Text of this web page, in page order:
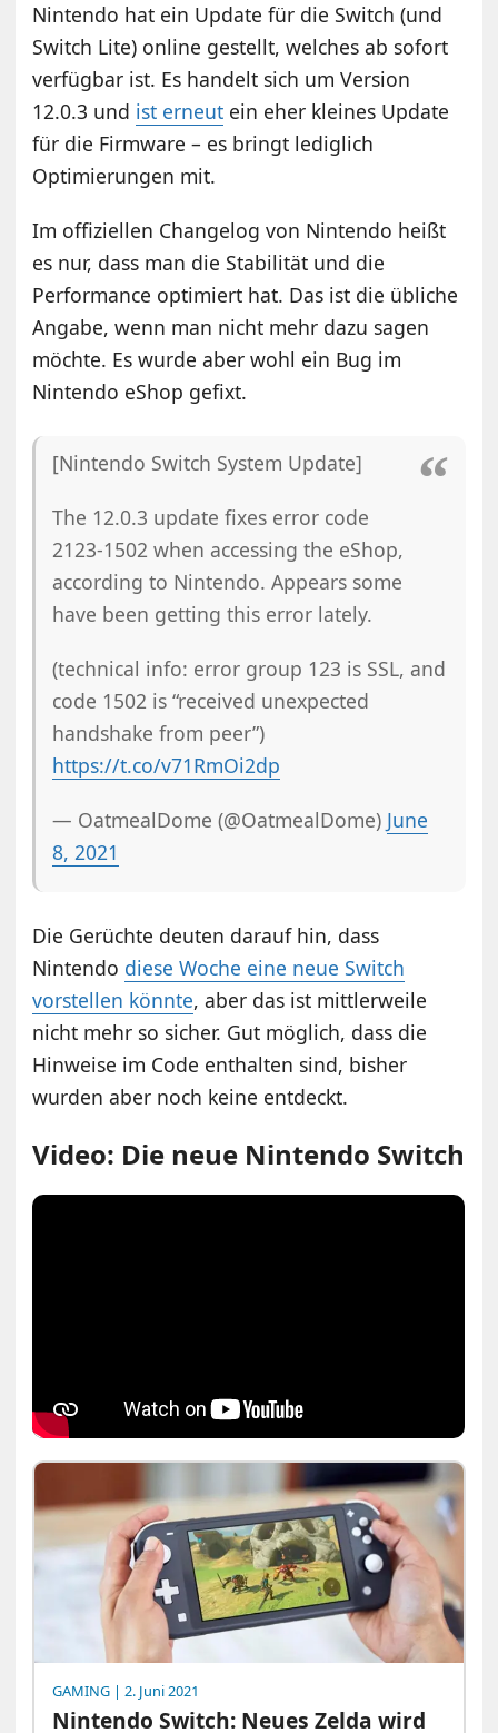
Nintendo hat ein Update für die Switch (und
Switch Lite) online gestellt, welches ab sofort
verfügbar ist. Es handelt sich um Version
12.0.3 und ist erneut ein eher kleines Update
für die Firmware – es bringt lediglich
Optimierungen mit.
Im offiziellen Changelog von Nintendo heißt
es nur, dass man die Stabilität und die
Performance optimiert hat. Das ist die übliche
Angabe, wenn man nicht mehr dazu sagen
möchte. Es wurde aber wohl ein Bug im
Nintendo eShop gefixt.
[Nintendo Switch System Update]
The 12.0.3 update fixes error code
2123-1502 when accessing the eShop,
according to Nintendo. Appears some
have been getting this error lately.
(technical info: error group 123 is SSL, and
code 1502 is “received unexpected
handshake from peer”)
https://t.co/v71RmOi2dp
— OatmealDome (@OatmealDome) June
8, 2021
Die Gerüchte deuten darauf hin, dass
Nintendo diese Woche eine neue Switch
vorstellen könnte, aber das ist mittlerweile
nicht mehr so sicher. Gut möglich, dass die
Hinweise im Code enthalten sind, bisher
wurden aber noch keine entdeckt.
Video: Die neue Nintendo Switch
GAMING | 2. Juni 2021
Nintendo Switch: Neues Zelda wird